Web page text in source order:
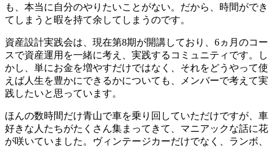
も、本当に自分のやりたいことがない。だから、時間ができ
てしまうと暇を持て余してしまうのです。
資産設計実践会は、現在第8期が開講しており、6ヵ月のコー
スで資産運用を一緒に考え、実践するコミュニティです。し
かし、単にお金を増やすだけではなく、それをどうやって使
えば人生を豊かにできるかについても、メンバーで考えて実
践したいと思っています。
ほんの数時間だけ青山で車を乗り回していただけですが、車
好きな人たちがたくさん集まってきて、マニアックな話に花
が咲いていました。ヴィンテージカーだけでなく、ランボ、